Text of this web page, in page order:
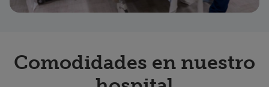
Comodidades en nuestro